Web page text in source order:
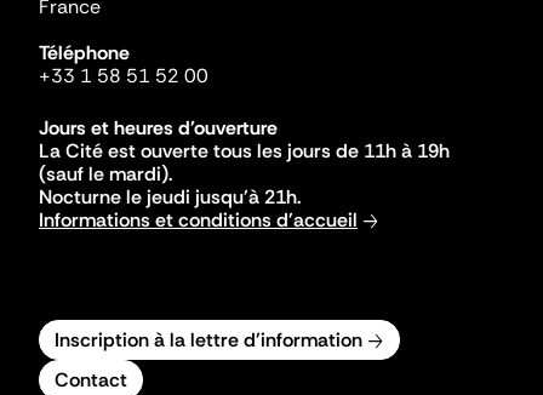
France
Téléphone
+33 1 58 51 52 00
Jours et heures d'ouverture
La Cité est ouverte tous les jours de 11h à 19h
(sauf le mardi).
Nocturne le jeudi jusqu'à 21h.
Informations et conditions d'accueil
Inscription à la lettre d'information
Contact